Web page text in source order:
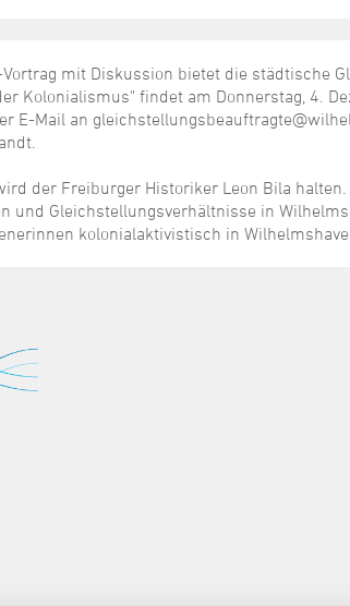
mit Diskussion bietet die städtische
Kolonialismus" findet am Donnerstag, 4.
E-Mail an
der Freiburger Historiker Leon Bila
und Gleichstellungsverhältnisse in
kolonialaktivistisch in
^